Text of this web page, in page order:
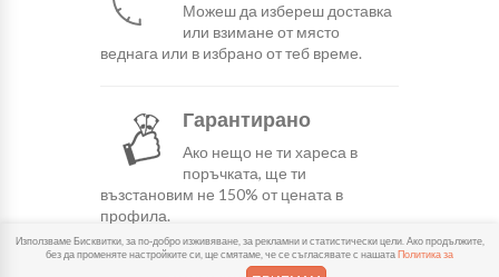
Можеш да избереш доставка
или взимане от място
веднага или в избрано от теб време.
Гарантирано
Ако нещо не ти хареса в
поръчката, ще ти
възстановим не 150% от цената в
профила.
Използваме Бисквитки, за по-добро изживяване, за рекламни и статистически цели. Ако продължите,
без да променяте настройките си, ще смятаме, че се съгласявате с нашатаПолитика за